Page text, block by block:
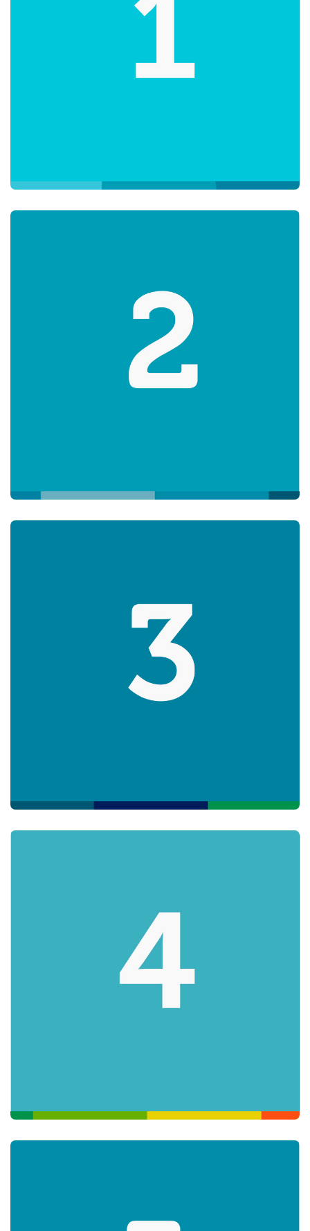
personas de todas partes.
¿Quieres obtener mejores oportunidades laborales y de
estudio? ¡Aprende inglés con el English Online Course y
ábrete a un mundo de posibilidades!
No dejes que la barrera del idioma te impida acceder a
información valiosa. Aprende inglés en línea y obtén
acceso a recursos importantes en todo el mundo.
¡No esperes más! Aprende inglés con el English Online
Course y comienza a comunicarte con personas de
diferentes culturas. Aprender inglés puede ser la clave para